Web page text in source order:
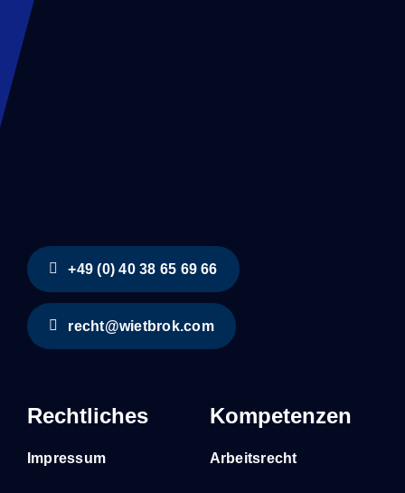
+49 (0) 40 38 65 69 66
recht@wietbrok.com
Rechtliches
Impressum
Kompetenzen
Arbeitsrecht